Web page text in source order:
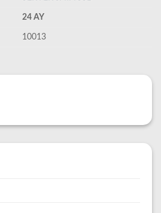
24 AY
10013